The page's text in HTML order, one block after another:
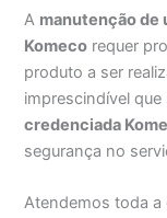
A manutenção de
Komeco requer
produto a ser
imprescindível
credenciada
segurança no
Atendemos toda